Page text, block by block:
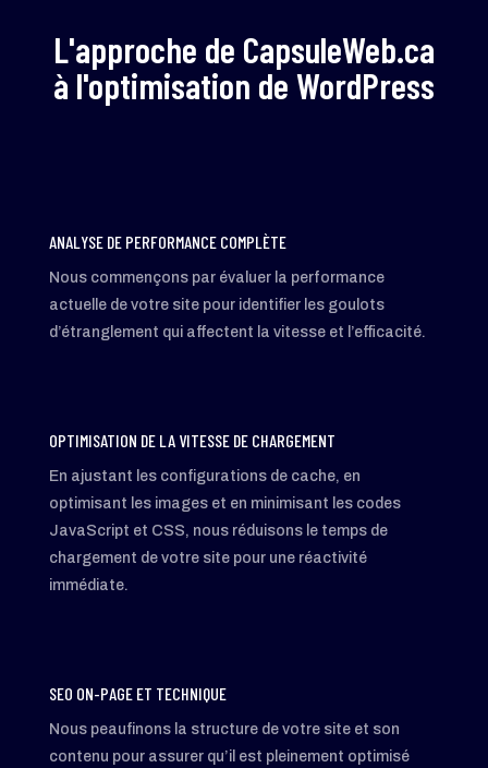
L'approche de CapsuleWeb.ca
à l'optimisation de WordPress
ANALYSE DE PERFORMANCE COMPLÈTE
Nous commençons par évaluer la performance
actuelle de votre site pour identifier les goulots
d’étranglement qui affectent la vitesse et l’efficacité.
OPTIMISATION DE LA VITESSE DE CHARGEMENT
En ajustant les configurations de cache, en
optimisant les images et en minimisant les codes
JavaScript et CSS, nous réduisons le temps de
chargement de votre site pour une réactivité
immédiate.
SEO ON-PAGE ET TECHNIQUE
Nous peaufinons la structure de votre site et son
contenu pour assurer qu’il est pleinement optimisé